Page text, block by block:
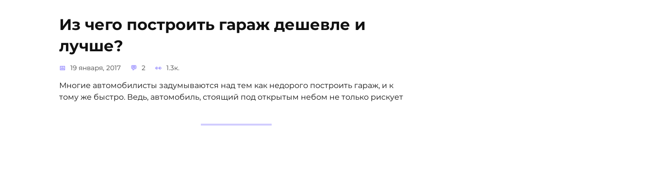
Из чего построить гараж дешевле и
лучше?
19 января, 2017 2 1.3к.
Многие автомобилисты задумываются над тем как недорого построить гараж, и к
тому же быстро. Ведь, автомобиль, стоящий под открытым небом не только рискует